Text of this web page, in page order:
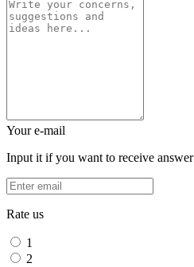
Your e-mail
Input it if you want to receive answer
Rate us
1
2